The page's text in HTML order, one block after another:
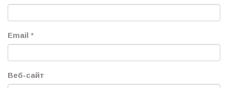
Email *
Веб-сайт